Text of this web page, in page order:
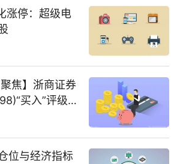
涨停：超级电
焦】浙商证券
买入”评级
增长
位与经济指标